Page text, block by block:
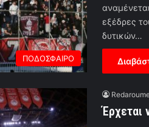
ΠΟΔΟΣΦΑΙΡΟ
εξέδρες
δυτικών…
Έρχεται